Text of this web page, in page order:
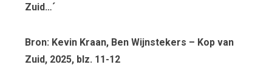
Zuid…´
Bron: Kevin Kraan, Ben Wijnstekers – Kop van
Zuid, 2025, blz. 11-12